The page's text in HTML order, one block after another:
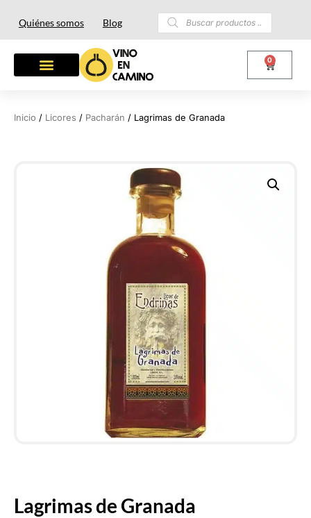
Quiénes somos Blog
0
Inicio / Licores / Pacharán / Lagrimas de Granada
Lagrimas de Granada